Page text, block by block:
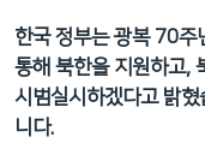
이
동
검
한국 정부는 광복 70주
통해 북한을 지원하고,
시범실시하겠다고 밝
니다.